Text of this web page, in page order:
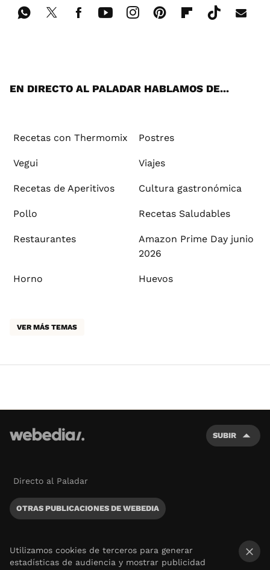
EN DIRECTO AL PALADAR HABLAMOS DE...
Recetas con Thermomix Postres
Vegui Viajes
Recetas de Aperitivos Cultura gastronómica
Pollo Recetas Saludables
Restaurantes
Amazon Prime Day junio
2026
Horno Huevos
VER MÁS TEMAS
SUBIR
Directo al Paladar
OTRAS PUBLICACIONES DE WEBEDIA
Utilizamos cookies de terceros para generar
estadísticas de audiencia y mostrar publicidad